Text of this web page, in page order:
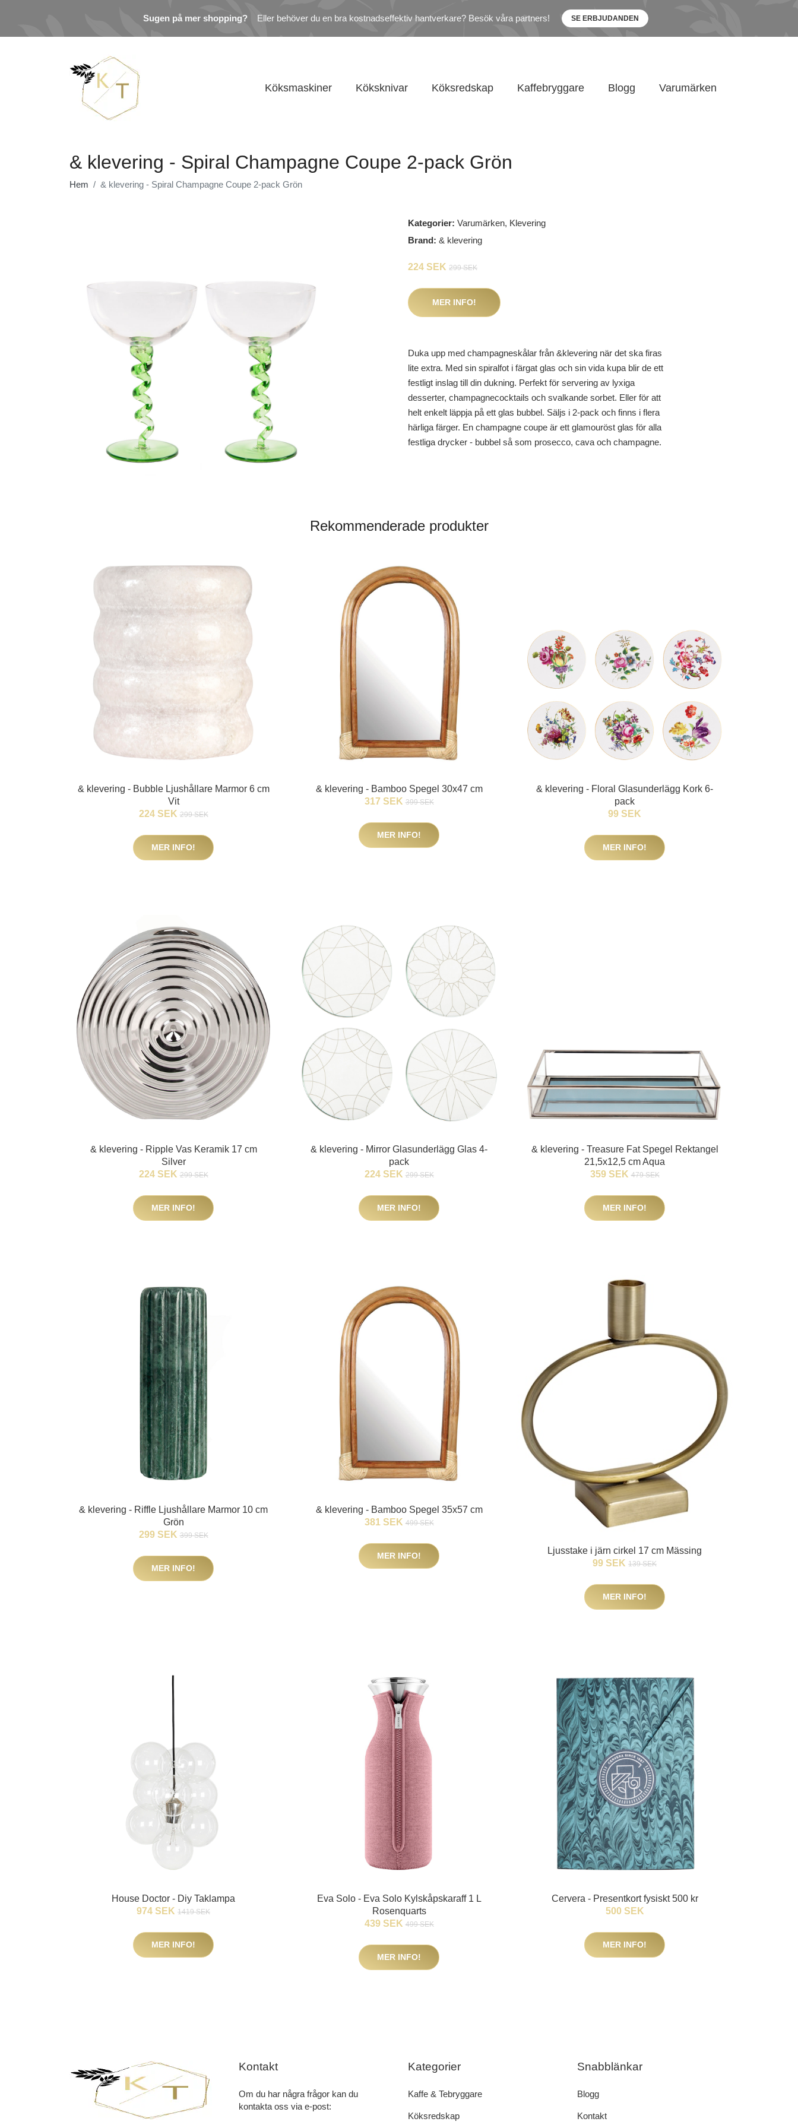
Sugen på mer shopping? Eller behöver du en bra kostnadseffektiv hantverkare? Besök våra partners! SE ERBJUDANDEN
Köksmaskiner Köksknivar Köksredskap Kaffebryggare Blogg Varumärken
& klevering - Spiral Champagne Coupe 2-pack Grön
Hem & klevering - Spiral Champagne Coupe 2-pack Grön
Kategorier: Varumärken, Klevering
Brand: & klevering
224 SEK 299 SEK
MER INFO!
Duka upp med champagneskålar från &klevering när det ska firas
lite extra. Med sin spiralfot i färgat glas och sin vida kupa blir de ett
festligt inslag till din dukning. Perfekt för servering av lyxiga
desserter, champagnecocktails och svalkande sorbet. Eller för att
helt enkelt läppja på ett glas bubbel. Säljs i 2-pack och finns i flera
härliga färger. En champagne coupe är ett glamouröst glas för alla
festliga drycker - bubbel så som prosecco, cava och champagne.
Rekommenderade produkter
& klevering - Bubble Ljushållare Marmor 6 cm
Vit
224 SEK 299 SEK
MER INFO!
& klevering - Bamboo Spegel 30x47 cm
317 SEK 399 SEK
MER INFO!
& klevering - Floral Glasunderlägg Kork 6-
pack
99 SEK
MER INFO!
& klevering - Ripple Vas Keramik 17 cm
Silver
224 SEK 299 SEK
MER INFO!
& klevering - Mirror Glasunderlägg Glas 4-
pack
224 SEK 299 SEK
MER INFO!
& klevering - Treasure Fat Spegel Rektangel
21,5x12,5 cm Aqua
359 SEK 479 SEK
MER INFO!
& klevering - Riffle Ljushållare Marmor 10 cm
Grön
299 SEK 399 SEK
MER INFO!
& klevering - Bamboo Spegel 35x57 cm
381 SEK 499 SEK
MER INFO!
Ljusstake i järn cirkel 17 cm Mässing
99 SEK 139 SEK
MER INFO!
House Doctor - Diy Taklampa
974 SEK 1419 SEK
MER INFO!
Eva Solo - Eva Solo Kylskåpskaraff 1 L
Rosenquarts
439 SEK 499 SEK
MER INFO!
Cervera - Presentkort fysiskt 500 kr
500 SEK
MER INFO!
Kontakt
Om du har några frågor kan du
kontakta oss via e-post:
Kategorier
Kaffe & Tebryggare
Köksredskap
Snabblänkar
Blogg
Kontakt